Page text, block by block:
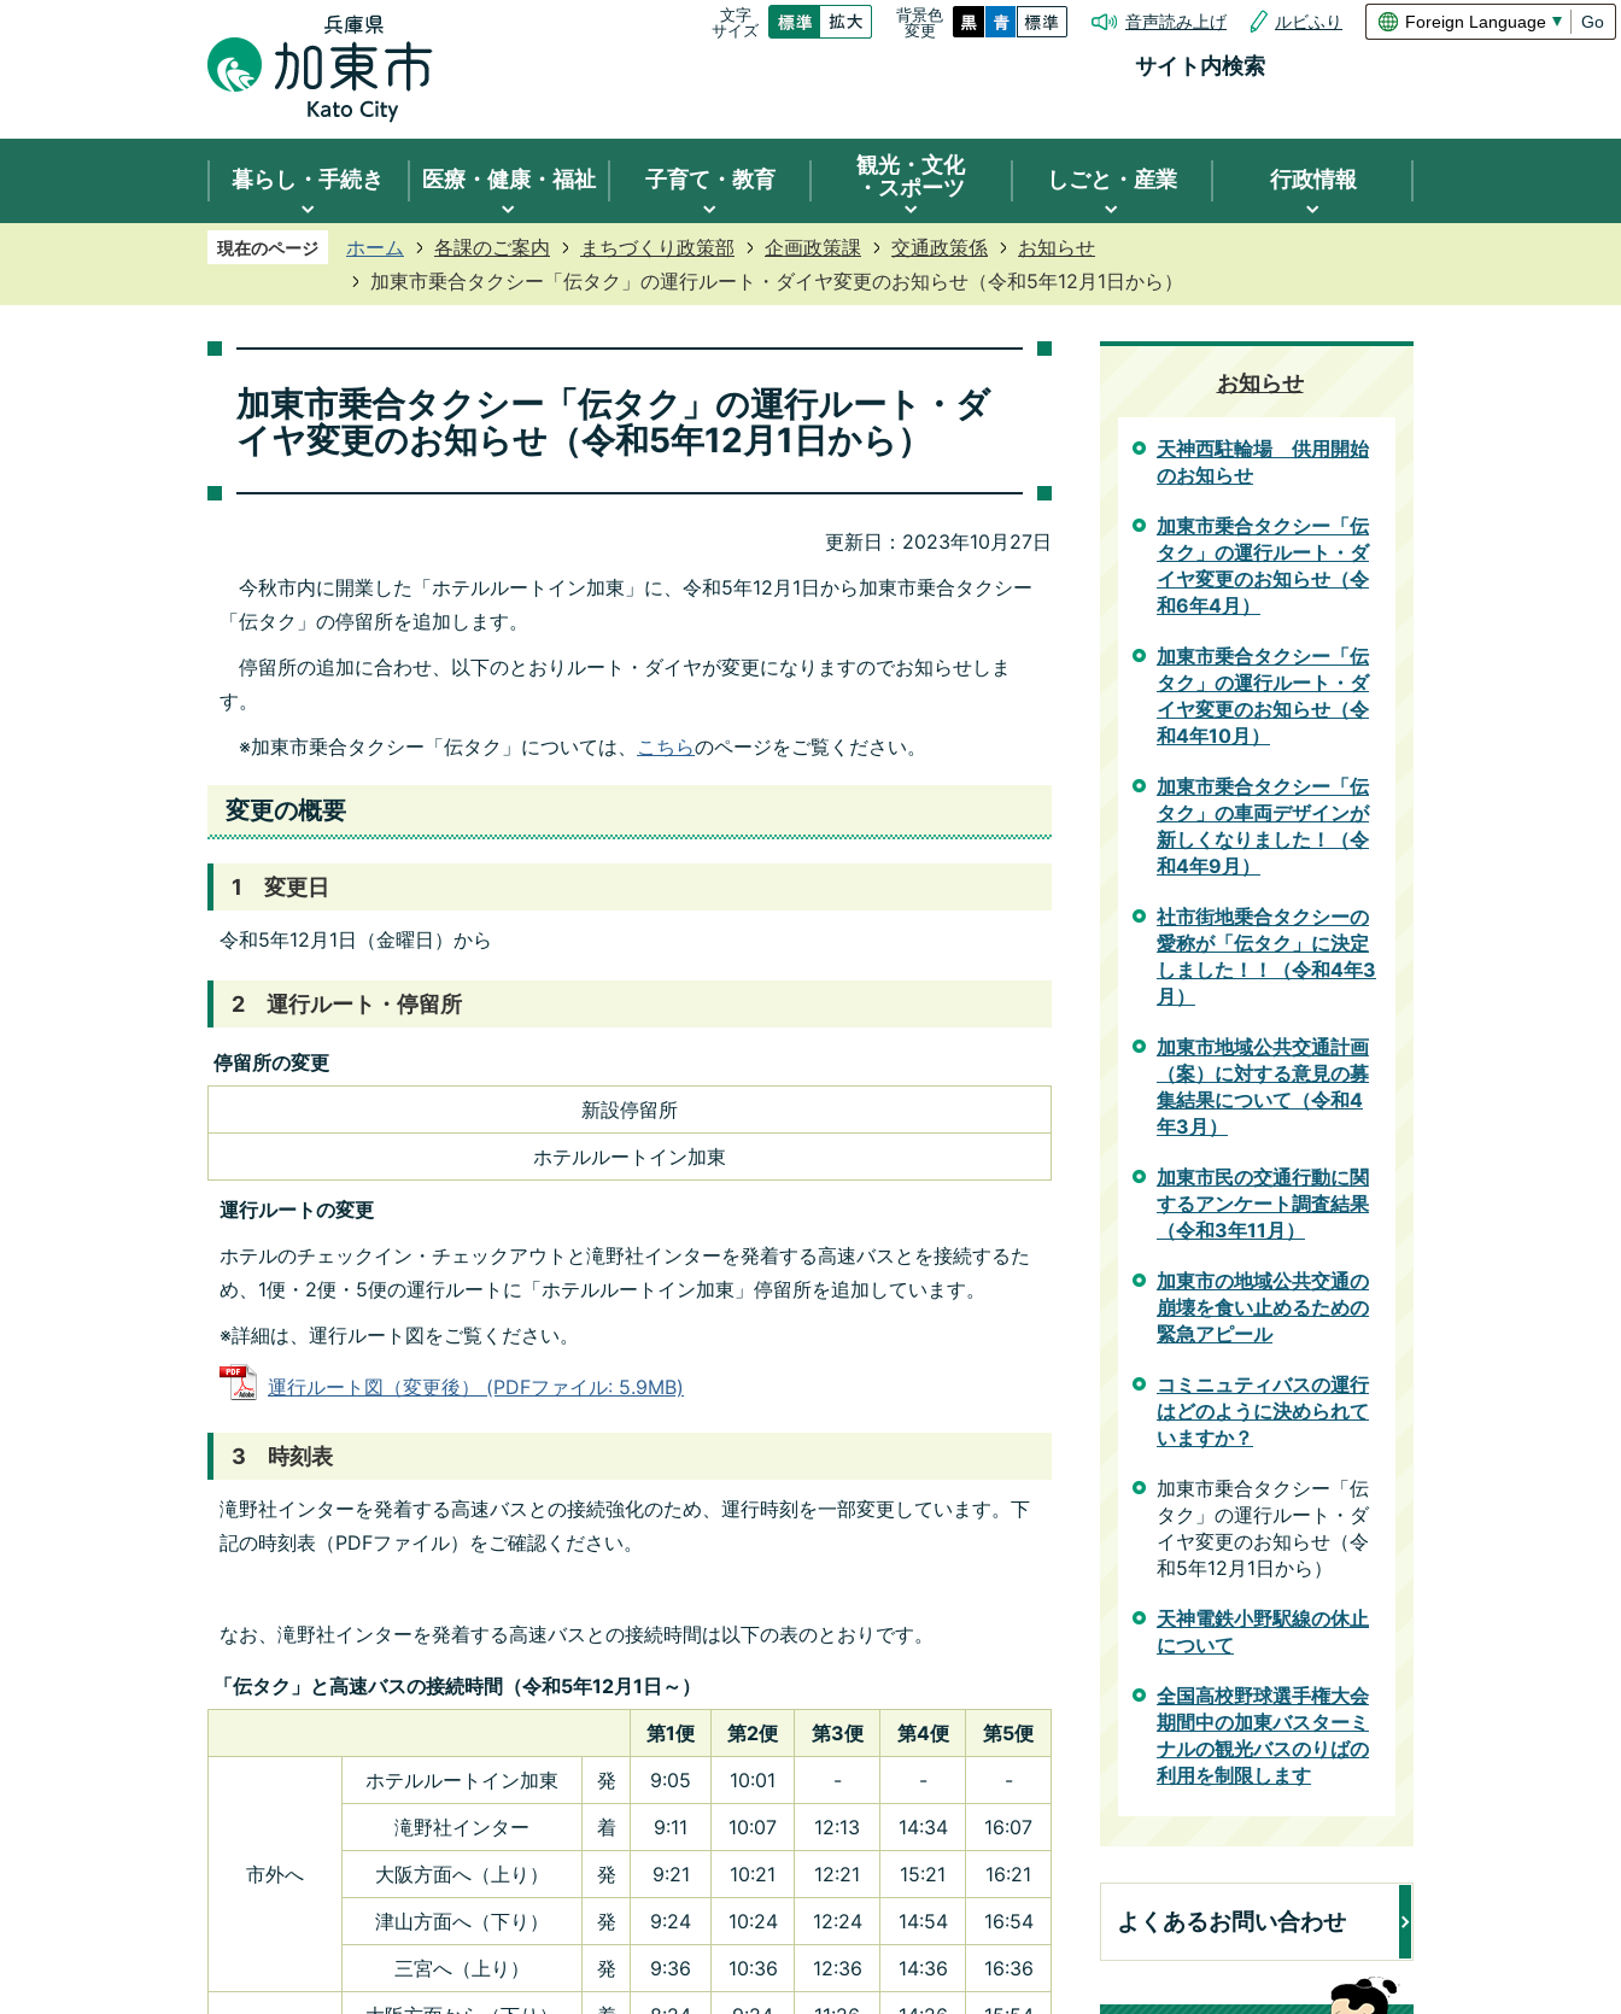
文字
サイズ
背景色
変更
音声読み上げ ルビふり Go
サイト内検索
暮らし・手続き 医療・健康・福祉 子育て・教育
観光 ・文化
・スポーツ
しごと・産業 行政情報
現在のページ ホーム 各課のご案内 まちづくり政策部 企画政策課 交通政策係
お知らせ
加東市乗合タクシー「伝タク」の運行ルート・ダイヤ変更のお知らせ（令和5年12月1日から）
加東市乗合タクシー「伝タク」の運行ルート・ダ
イヤ変更のお知らせ（令和5年12月1日から）
更新日：2023年10月27日
今秋市内に開業した「ホテルルートイン加東」に、令和5年12月1日から加東市乗合タクシー
「伝タク」の停留所を追加します。
停留所の追加に合わせ、以下のとおりルート・ダイヤが変更になりますのでお知らせしま
す。
※加東市乗合タクシー「伝タク」については、 こちらのページをご覧ください。
変更の概要
1 変更日
令和5年12月1日（金曜日）から
2 運行ルート・停留所
停留所の変更
新設停留所
ホテルルートイン加東
運行ルートの変更
ホテルのチェックイン・チェックアウトと滝野社インターを発着する高速バスとを接続するた
め、1便・2便・5便の運行ルートに「ホテルルートイン加東」停留所を追加しています。
※詳細は、運行ルート図をご覧ください。
運行ルート図（変更後） (PDFファイル: 5.9MB)
3 時刻表
滝野社インターを発着する高速バスとの接続強化のため、運行時刻を一部変更しています。下
記の時刻表（PDFファイル）をご確認ください。
なお、滝野社インターを発着する高速バスとの接続時間は以下の表のとおりです。
「伝タク」と高速バスの接続時間（令和5年12月1日～）
第1便
第2便 第3便 第4便 第5便
市外へ
ホテルルートイン加東 発 9:05 10:01 - -
-
滝野社インター
着 9:11 10:07 12:13 14:34
16:07
大阪方面へ（上り）
発 9:21 10:21 12:21 15:21
16:21
津山方面へ（下り）
発 9:24 10:24 12:24 14:54
16:54
三宮へ（上り）
発 9:36 10:36 12:36 14:36 16:36
お知らせ
天神西駐輪場 供用開始
のお知らせ
加東市乗合タクシー「伝
タク」の運行ルート・ダ
イヤ変更のお知らせ（令
和6年4月）
加東市乗合タクシー「伝
タク」の運行ルート・ダ
イヤ変更のお知らせ（令
和4年10月）
加東市乗合タクシー「伝
タク」の車両デザインが
新しくなりました！（令
和4年9月）
社市街地乗合タクシーの
愛称が「伝タク」に決定
しました！！（令和4年3
月）
加東市地域公共交通計画
（案）に対する意見の募
集結果について（令和4
年3月）
加東市民の交通行動に関
するアンケート調査結果
（令和3年11月）
加東市の地域公共交通の
崩壊を食い止めるための
緊急アピール
コミニュティバスの運行
はどのように決められて
いますか？
加東市乗合タクシー「伝
タク」の運行ルート・ダ
イヤ変更のお知らせ（令
和5年12月1日から）
天神電鉄小野駅線の休止
について
全国高校野球選手権大会
期間中の加東バスターミ
ナルの観光バスのりばの
利用を制限します
よくあるお問い合わせ